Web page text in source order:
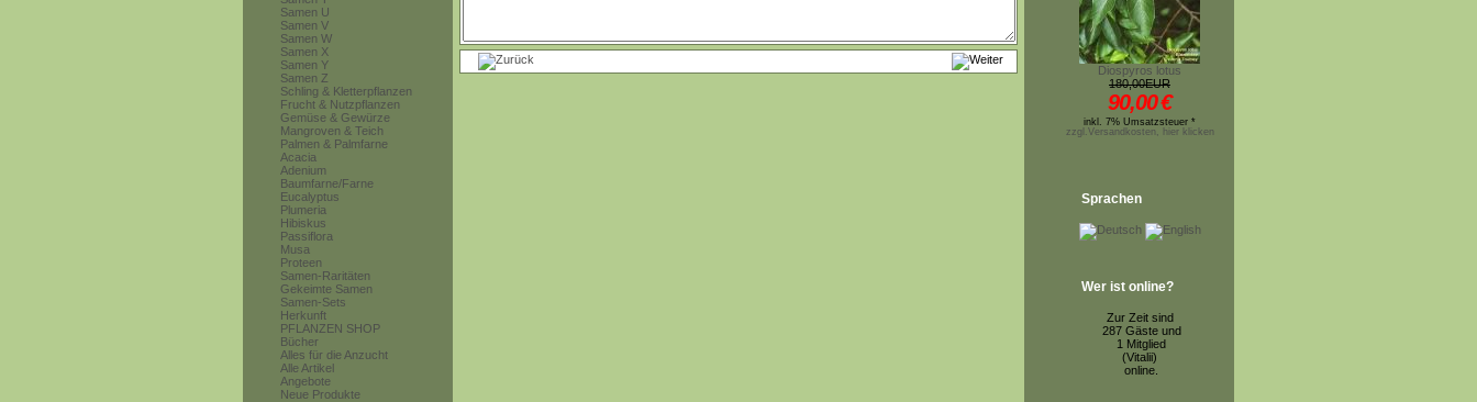
Samen U
Samen V
Samen W
Samen X
Samen Y
Samen Z
Schling & Kletterpflanzen
Frucht & Nutzpflanzen
Gemüse & Gewürze
Mangroven & Teich
Palmen & Palmfarne
Acacia
Adenium
Baumfarne/Farne
Eucalyptus
Plumeria
Hibiskus
Passiflora
Musa
Proteen
Samen-Raritäten
Gekeimte Samen
Samen-Sets
Herkunft
PFLANZEN SHOP
Bücher
Alles für die Anzucht
Alle Artikel
Angebote
Neue Produkte
Diospyros lotus
180,00EUR
90,00€
inkl. 7% Umsatzsteuer *
zzgl.Versandkosten, hier klicken
Sprachen
Wer ist online?
Zur Zeit sind
287 Gäste und
1 Mitglied
(Vitalii)
online.